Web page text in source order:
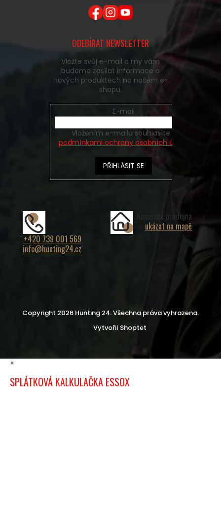
ODEBÍRAT NEWSLETTER
Vložte svůj e-mail a my vám
budeme zasílat informace o
nových produktech na našem e-
shopu.
E-mail
podmínkami ochrany osobních údajů
PŘIHLÁSIT SE
+420 739 001 569
info@hunting24.cz
Kamenná prodejna
ukázat na mapě
Vytvořil Shoptet
Copyright 2026 Hunting 24. Všechna práva vyhrazena.
×
SPLÁTKOVÁ KALKULAČKA ESSOX